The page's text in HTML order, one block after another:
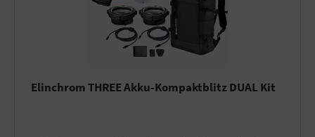
Elinchrom THREE Akku-Kompaktblitz DUAL Kit